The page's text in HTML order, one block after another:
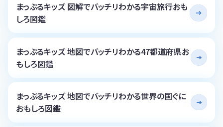
まっぷるキッズ 図解でバッチリわかる宇宙旅行おも
しろ図鑑
まっぷるキッズ 地図でバッチリわかる47都道府県お
もしろ図鑑
まっぷるキッズ 地図でバッチリわかる世界の国ぐに
おもしろ図鑑